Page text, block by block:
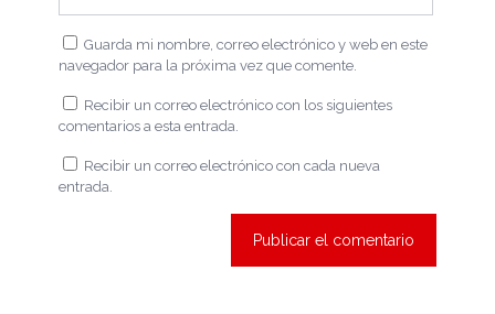
Guarda mi nombre, correo electrónico y web en este
navegador para la próxima vez que comente.
Recibir un correo electrónico con los siguientes
comentarios a esta entrada.
Recibir un correo electrónico con cada nueva
entrada.